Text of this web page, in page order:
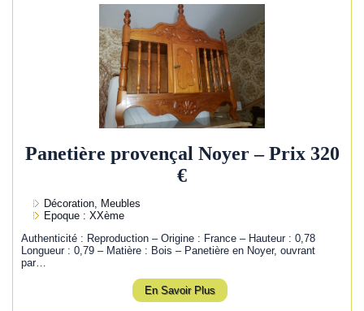
Panetière provençal Noyer – Prix 320
€
Décoration, Meubles
Epoque : XXème
Authenticité : Reproduction – Origine : France – Hauteur : 0,78
Longueur : 0,79 – Matière : Bois – Panetière en Noyer, ouvrant
par…
En Savoir Plus